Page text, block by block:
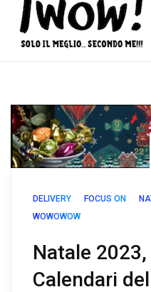
DELIVERY FOCUS ON
WOWOWOW
Natale
Calendari